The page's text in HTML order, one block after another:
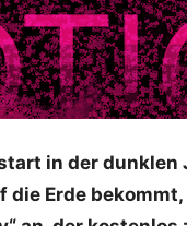
in der dunklen
die Erde